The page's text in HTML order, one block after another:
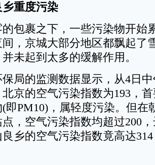
重度污染
裹之下，一些污染物开始
，京城大部分地区都飘起了
未起到太多的缓解作用。
的监测数据显示，从4日中
北京的空气污染指数为193，
即PM10)，属轻度污染。但在
，空气污染指数均超过200
乡的空气污染指数竟高达